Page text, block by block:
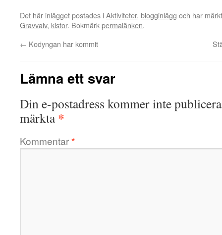
Det här inlägget postades iAktiviteter, blogginlägg och har
Gravvalv, kistor. Bokmärkpermalänken.
← Kodyngan har kommit
Lämna ett svar
Din e-postadress kommer inte
märkta*
Kommentar*